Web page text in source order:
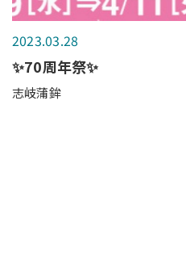
2023.03.28
✨70周年祭✨
志岐蒲鉾